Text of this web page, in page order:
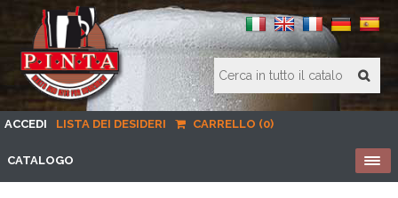
ACCEDI LISTA DEI DESIDERI CARRELLO (0)
CATALOGO